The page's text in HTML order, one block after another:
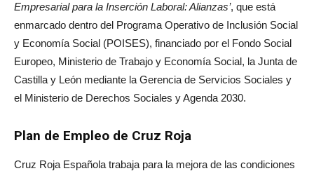
Empresarial para la Inserción Laboral: Alianzas’, que está
enmarcado dentro del Programa Operativo de Inclusión Social
y Economía Social (POISES), financiado por el Fondo Social
Europeo, Ministerio de Trabajo y Economía Social, la Junta de
Castilla y León mediante la Gerencia de Servicios Sociales y
el Ministerio de Derechos Sociales y Agenda 2030.
Plan de Empleo de Cruz Roja
Cruz Roja Española trabaja para la mejora de las condiciones